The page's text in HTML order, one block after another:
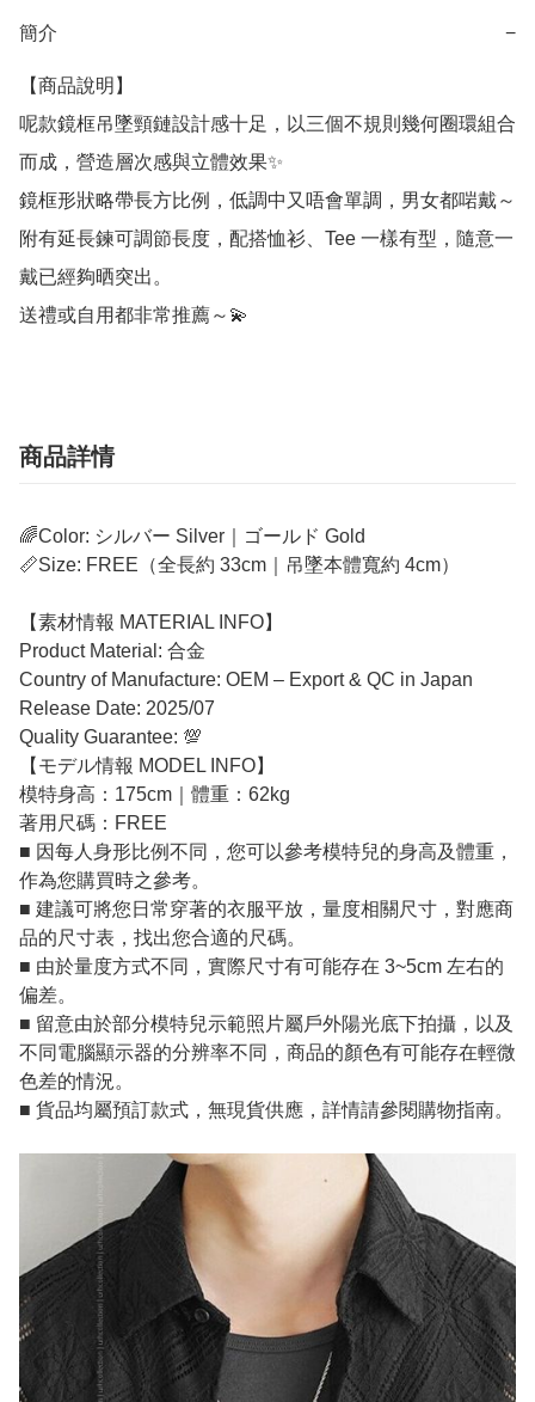
簡介 −
【商品說明】
呢款鏡框吊墜頸鏈設計感十足，以三個不規則幾何圈環組合
而成，營造層次感與立體效果✨
鏡框形狀略帶長方比例，低調中又唔會單調，男女都啱戴～
附有延長鍊可調節長度，配搭恤衫、Tee 一樣有型，隨意一
戴已經夠晒突出。
送禮或自用都非常推薦～💫
商品詳情
🌈Color: シルバー Silver｜ゴールド Gold
📏Size: FREE（全長約 33cm｜吊墜本體寬約 4cm）
【素材情報 MATERIAL INFO】
Product Material: 合金
Country of Manufacture: OEM – Export & QC in Japan
Release Date: 2025/07
Quality Guarantee: 💯
【モデル情報 MODEL INFO】
模特身高：175cm｜體重：62kg
著用尺碼：FREE
■ 因每人身形比例不同，您可以參考模特兒的身高及體重，
作為您購買時之參考。
■ 建議可將您日常穿著的衣服平放，量度相關尺寸，對應商
品的尺寸表，找出您合適的尺碼。
■ 由於量度方式不同，實際尺寸有可能存在 3~5cm 左右的
偏差。
■ 留意由於部分模特兒示範照片屬戶外陽光底下拍攝，以及
不同電腦顯示器的分辨率不同，商品的顏色有可能存在輕微
色差的情況。
■ 貨品均屬預訂款式，無現貨供應，詳情請參閱購物指南。